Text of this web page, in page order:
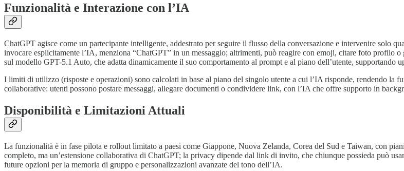
Funzionalità e Interazione con l’IA
ChatGPT agisce come un partecipante intelligente, addestrato per seguire il flusso della conversazione e intervenire solo
invocare esplicitamente l’IA, menziona “ChatGPT” in un messaggio; altrimenti, può reagire con emoji, citare foto profilo
sul modello GPT-5.1 Auto, che adatta dinamicamente il suo comportamento al prompt e al piano dell’utente, supportando
I limiti di utilizzo (risposte e operazioni) sono calcolati in base al piano del singolo utente a cui l’IA risponde, rendendo la
collaborative: utenti possono postare messaggi, allegare documenti o condividere link, con l’IA che offre supporto in
Disponibilità e Limitazioni Attuali
La funzionalità è in fase pilota e rollout limitato a paesi come Giappone, Nuova Zelanda, Corea del Sud e Taiwan, con
completo, ma un’estensione collaborativa di ChatGPT; la privacy dipende dal link di invito, che chiunque possieda può
future opzioni per la memoria di gruppo e personalizzazioni avanzate del tono dell’IA.